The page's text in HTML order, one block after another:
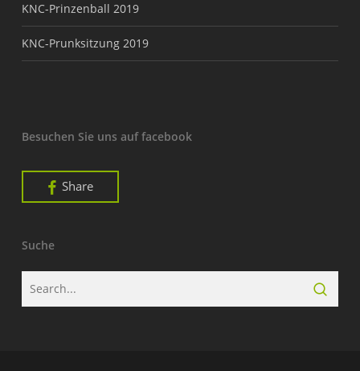
KNC-Prinzenball 2019
KNC-Prunksitzung 2019
Besuchen Sie uns auf facebook
Share
Suche